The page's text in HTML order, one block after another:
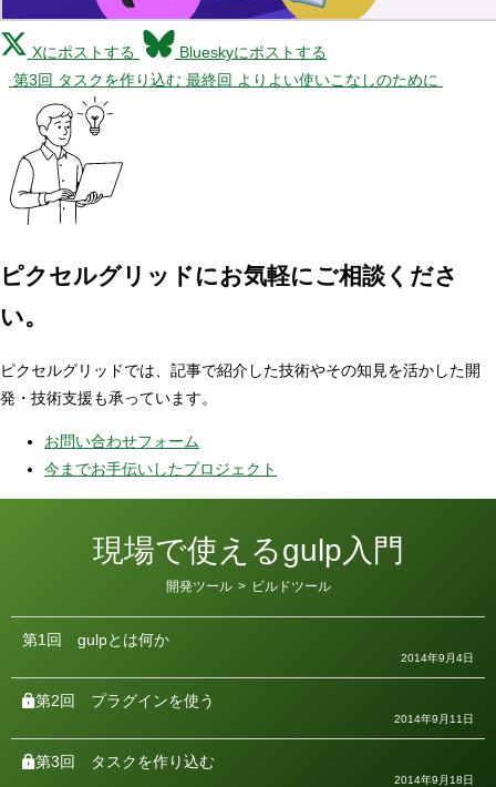
Xにポストする
Blueskyにポストする
第3回 タスクを作り込む 最終回 よりよい使いこなしのために
ピクセルグリッドにお気軽にご相談くださ
い。
ピクセルグリッドでは、記事で紹介した技術やその知見を活かした開
発・技術支援も承っています。
お問い合わせフォーム
今までお手伝いしたプロジェクト
現場で使えるgulp入門
カ
ゴ
ー
開発ツール > ビルドツール
第1回 gulpとは何か
2014年9月4日
第2回 プラグインを使う
2014年9月11日
第3回 タスクを作り込む
2014年9月18日